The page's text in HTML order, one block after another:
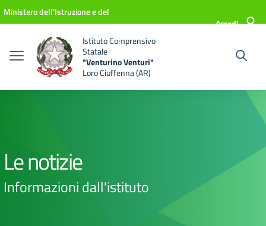
Vai ai contenuti
Vai al menu di navigazione
Vai al footer
Ministero dell'Istruzione e del
Accedi
Istituto Comprensivo
Statale
"Venturino Venturi"
Loro Ciuffenna (AR)
Le notizie
Informazioni dall'istituto